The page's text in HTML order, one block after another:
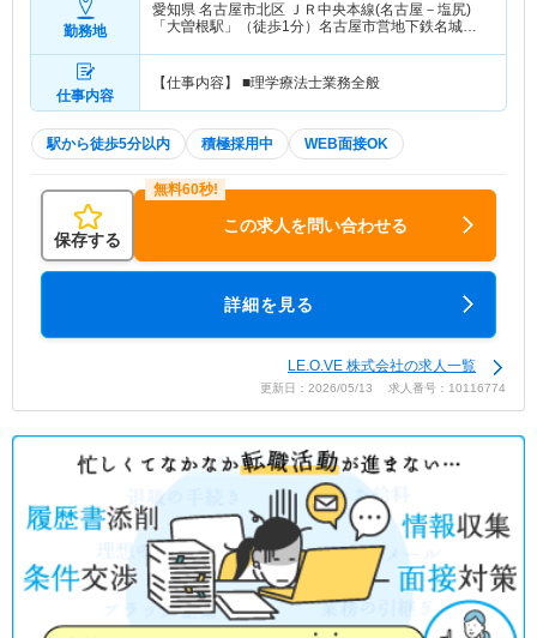
勤務地
愛知県 名古屋市北区 ＪＲ中央本線(名古屋－塩尻)
「大曽根駅」（徒歩1分）名古屋市営地下鉄名城線
仕事内容
【仕事内容】 ■理学療法士業務全般
駅から徒歩5分以内 積極採用中 WEB面接OK
保存する
この求人を問い合わせる
詳細を見る
LE.O.VE 株式会社の求人一覧
更新日：2026/05/13 求人番号：10116774